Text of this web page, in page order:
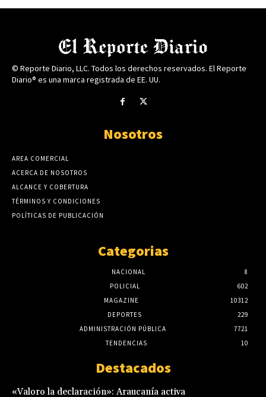
© Reporte Diario, LLC. Todos los derechos reservados. El Reporte
Diario® es una marca registrada de EE. UU.
Nosotros
AREA COMERCIAL
ACERCA DE NOSOTROS
ALCANCE Y COBERTURA
TÉRMINOS Y CONDICIONES
POLÍTICAS DE PUBLICACIÓN
Categorias
NACIONAL
8
POLICIAL
602
MAGAZINE
10312
DEPORTES
229
ADMINISTRACIÓN PÚBLICA
7721
TENDENCIAS
10
Destacados
«Valoro la declaración»: Araucanía activa